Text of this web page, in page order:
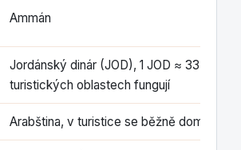
Ammán
Jordánský dinár (JOD), 1 JOD ≈ 33 Kč;
turistických oblastech fungují
Arabština, v turistice se běžně domluvíte